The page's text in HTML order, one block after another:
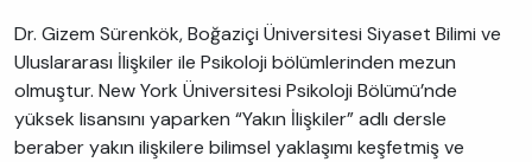
Dr. Gizem Sürenkök, Boğaziçi Üniversitesi Siyaset Bilimi ve
Uluslararası İlişkiler ile Psikoloji bölümlerinden mezun
olmuştur. New York Üniversitesi Psikoloji Bölümü’nde
yüksek lisansını yaparken “Yakın İlişkiler” adlı dersle
beraber yakın ilişkilere bilimsel yaklaşımı keşfetmiş ve